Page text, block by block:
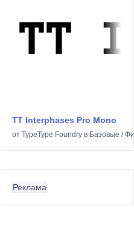
TT Interphases Pro Mono
от TypeType Foundry в Базовые /
Реклама